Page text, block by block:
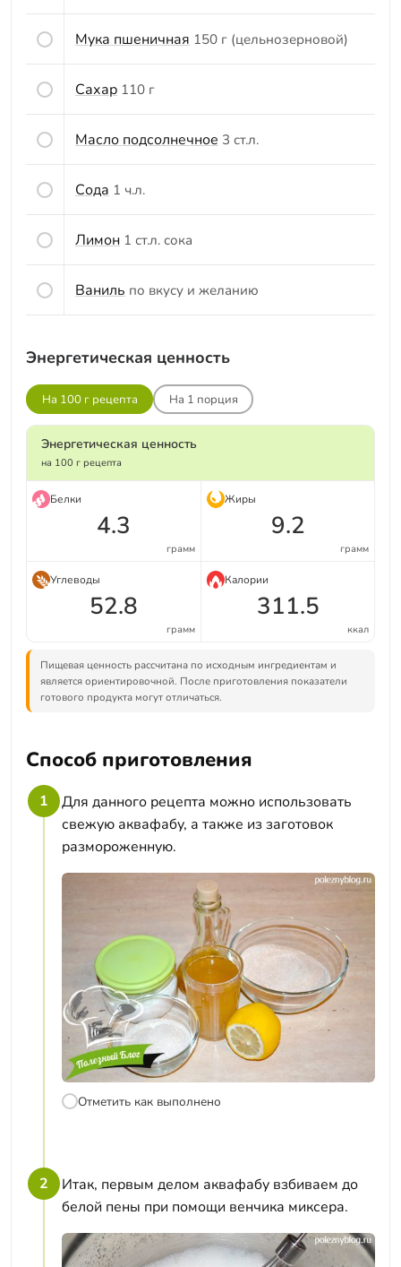
Мука пшеничная 150 г (цельнозерновой)
Сахар 110 г
Масло подсолнечное 3 ст.л.
Сода 1 ч.л.
Лимон 1 ст.л. сока
Ваниль по вкусу и желанию
Энергетическая ценность
На 100 г рецепта На 1 порция
Энергетическая ценность
на 100 г рецепта
Белки
4.3
грамм
Жиры
9.2
грамм
Углеводы
52.8
грамм
Калории
311.5
ккал
Пищевая ценность рассчитана по исходным ингредиентам и
является ориентировочной. После приготовления показатели
готового продукта могут отличаться.
Способ приготовления
1
Для данного рецепта можно использовать
свежую аквафабу, а также из заготовок
размороженную.
Отметить как выполнено
2
Итак, первым делом аквафабу взбиваем до
белой пены при помощи венчика миксера.